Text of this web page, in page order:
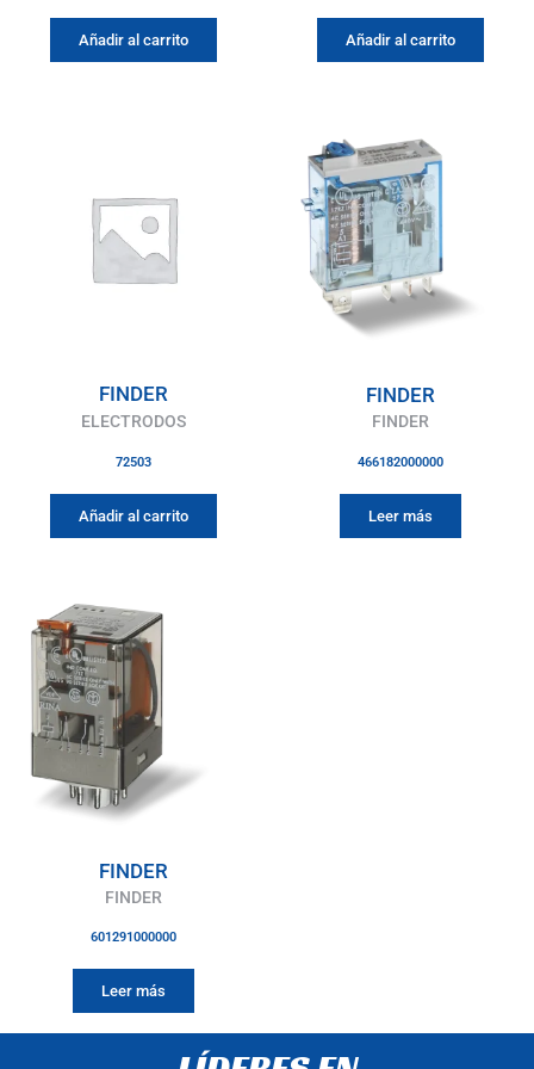
Añadir al carrito Añadir al carrito
FINDER
ELECTRODOS
72503
Añadir al carrito
FINDER
FINDER
466182000000
Leer más
FINDER
FINDER
601291000000
Leer más